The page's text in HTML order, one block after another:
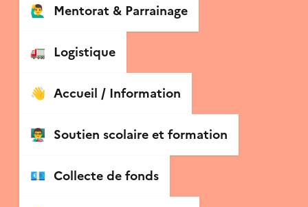
🙋‍♂️ Mentorat & Parrainage
🚛 Logistique
👋 Accueil / Information
👨‍🏫 Soutien scolaire et formation
💶 Collecte de fonds